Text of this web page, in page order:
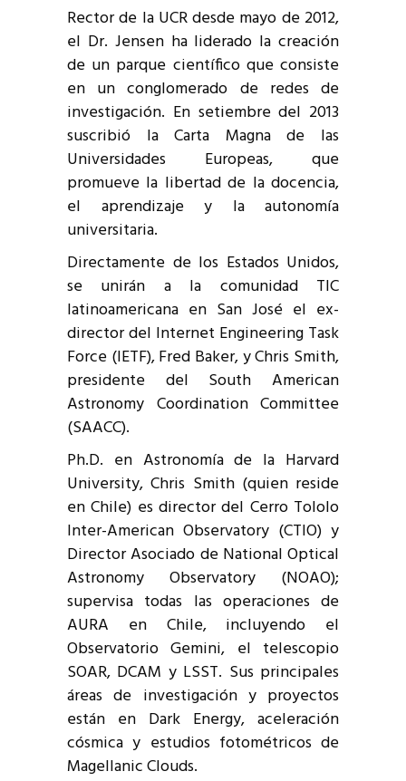
Rector de la UCR desde mayo de 2012,
el Dr. Jensen ha liderado la creación
de un parque científico que consiste
en un conglomerado de redes de
investigación. En setiembre del 2013
suscribió la Carta Magna de las
Universidades Europeas, que
promueve la libertad de la docencia,
el aprendizaje y la autonomía
universitaria.
Directamente de los Estados Unidos,
se unirán a la comunidad TIC
latinoamericana en San José el ex-
director del Internet Engineering Task
Force (IETF), Fred Baker, y Chris Smith,
presidente del South American
Astronomy Coordination Committee
(SAACC).
Ph.D. en Astronomía de la Harvard
University, Chris Smith (quien reside
en Chile) es director del Cerro Tololo
Inter-American Observatory (CTIO) y
Director Asociado de National Optical
Astronomy Observatory (NOAO);
supervisa todas las operaciones de
AURA en Chile, incluyendo el
Observatorio Gemini, el telescopio
SOAR, DCAM y LSST. Sus principales
áreas de investigación y proyectos
están en Dark Energy, aceleración
cósmica y estudios fotométricos de
Magellanic Clouds.